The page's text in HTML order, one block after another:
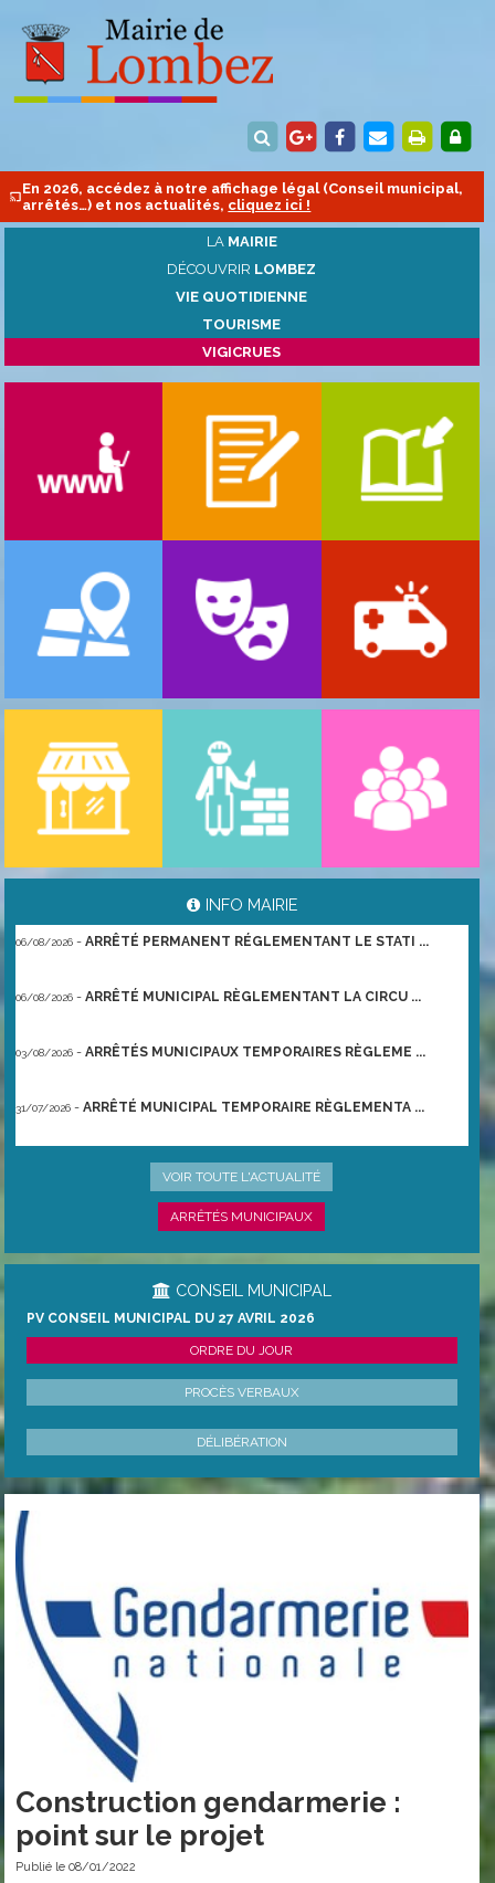
En 2026, accédez à notre affichage légal (Conseil municipal,
arrêtés…) et nos actualités, cliquez ici !
LA MAIRIE
DÉCOUVRIR LOMBEZ
VIE QUOTIDIENNE
TOURISME
VIGICRUES
INFO MAIRIE
06/08/2026 - ARRÊTÉ PERMANENT RÉGLEMENTANT LE STATI ...
06/08/2026 - ARRÊTÉ MUNICIPAL RÈGLEMENTANT LA CIRCU ...
03/08/2026 - ARRÊTÉS MUNICIPAUX TEMPORAIRES RÈGLEME ...
31/07/2026 - ARRÊTÉ MUNICIPAL TEMPORAIRE RÈGLEMENTA ...
ARRÊTÉ PRÉFECTORAL DU 21/06/2026 TEMPO ...
VOIR TOUTE L'ACTUALITÉ
ARRÊTÉS MUNICIPAUX
CONSEIL MUNICIPAL
PV CONSEIL MUNICIPAL DU 27 AVRIL 2026
ORDRE DU JOUR
PROCÈS VERBAUX
DÉLIBÉRATION
Construction gendarmerie :
point sur le projet
Publié le 08/01/2022